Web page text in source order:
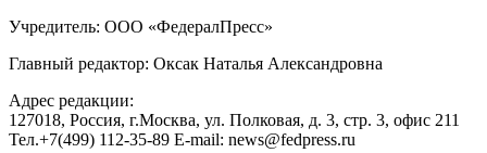
Учредитель: ООО «ФедералПресс»
Главный редактор: Оксак Наталья Александровна
Адрес редакции:
127018, Россия, г.Москва, ул. Полковая, д. 3, стр. 3, офис 211
Тел.+7(499) 112-35-89 E-mail: news@fedpress.ru